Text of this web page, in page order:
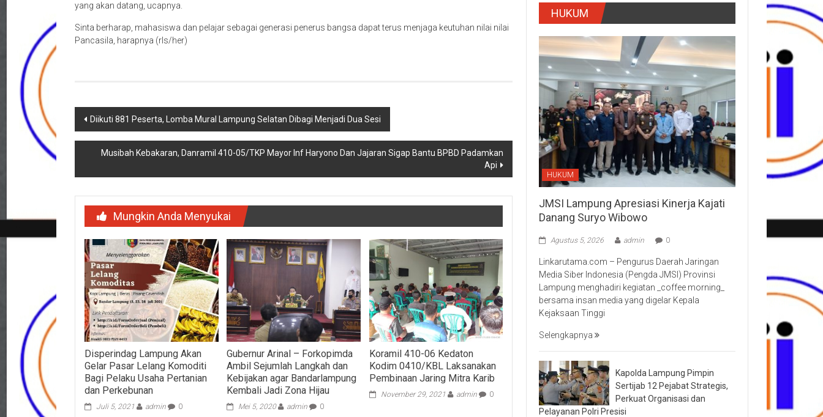
yang akan datang, ucapnya.
Sinta berharap, mahasiswa dan pelajar sebagai generasi penerus bangsa dapat terus menjaga keutuhan nilai nilai
Pancasila, harapnya (rls/her)
Navigasi
pos
Diikuti 881 Peserta, Lomba Mural Lampung Selatan Dibagi Menjadi Dua Sesi
Musibah Kebakaran, Danramil 410-05/TKP Mayor Inf Haryono Dan Jajaran Sigap Bantu BPBD Padamkan
Api
Mungkin Anda Menyukai
Disperindag Lampung Akan
Gelar Pasar Lelang Komoditi
Bagi Pelaku Usaha Pertanian
dan Perkebunan
Juli 5, 2021 admin 0
Gubernur Arinal – Forkopimda
Ambil Sejumlah Langkah dan
Kebijakan agar Bandarlampung
Kembali Jadi Zona Hijau
Mei 5, 2020 admin 0
Koramil 410-06 Kedaton
Kodim 0410/KBL Laksanakan
Pembinaan Jaring Mitra Karib
November 29, 2021 admin 0
HUKUM
HUKUM
JMSI Lampung Apresiasi Kinerja Kajati
Danang Suryo Wibowo
Agustus 5, 2026 admin 0
Linkarutama.com – Pengurus Daerah Jaringan
Media Siber Indonesia (Pengda JMSI) Provinsi
Lampung menghadiri kegiatan _coffee morning_
bersama insan media yang digelar Kepala
Kejaksaan Tinggi
Selengkapnya
Kapolda Lampung Pimpin
Sertijab 12 Pejabat Strategis,
Perkuat Organisasi dan
Pelayanan Polri Presisi